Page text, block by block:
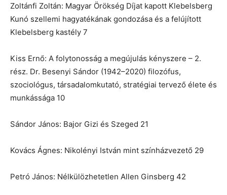
Zoltánfi Zoltán: Magyar Örökség Díjat kapott Klebelsberg
Kunó szellemi hagyatékának gondozása és a felújított
Klebelsberg kastély 7
Kiss Ernő: A folytonosság a megújulás kényszere – 2.
rész. Dr. Besenyi Sándor (1942–2020) filozófus,
szociológus, társadalomkutató, stratégiai tervező élete és
munkássága 10
Sándor János: Bajor Gizi és Szeged 21
Kovács Ágnes: Nikolényi István mint színházvezető 29
Petró János: Nélkülözhetetlen Allen Ginsberg 42